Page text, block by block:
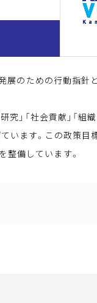
展のための行動指針
究」「社会貢献」「
ます。この政策目
整備しています。